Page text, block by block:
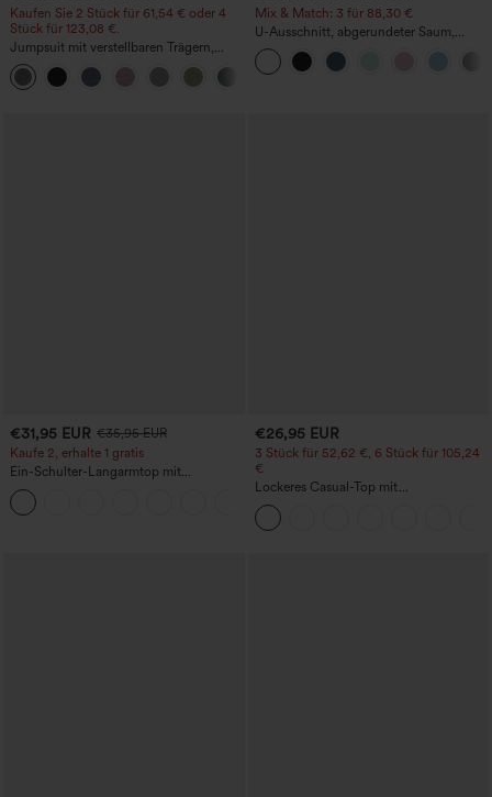
Kaufen Sie 2 Stück für 61,54 € oder 4
Stück für 123,08 €.
Jumpsuit mit verstellbaren Trägern,
gerafftem Detail, weitem Bein und
meliertem Stoff, lässig, mit Taschen -
Easy Peezy
Mix & Match: 3 für 88,30 €
U-Ausschnitt, abgerundeter Saum,
InstantCool Yoga-Trägertop – UPF50+
€31,95 EUR €35,95 EUR
Kaufe 2, erhalte 1 gratis
Ein-Schulter-Langarmtop mit
Daumenloch, geschwungener Saum
(High-Low), schnell trocknend – Yoga-
Sporttop mit integriertem BH
€26,95 EUR
3 Stück für 52,62 €, 6 Stück für 105,24
€
Lockeres Casual-Top mit
Rundhalsausschnitt und
Fledermausärmeln